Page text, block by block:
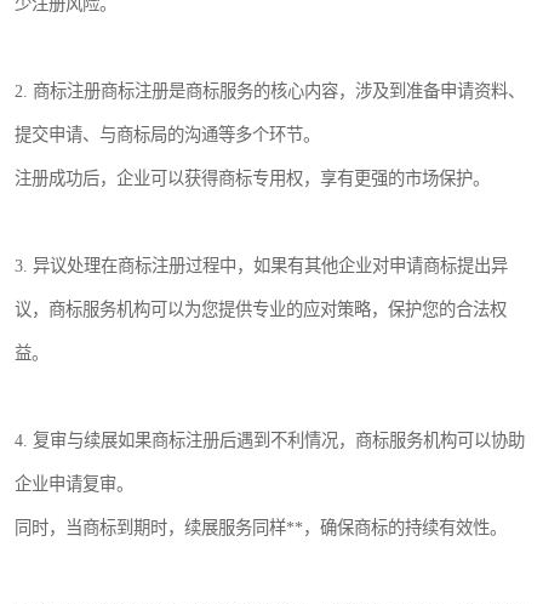
2. 商标注册商标注册是商标服务的核心内容，涉及到准备申请资料、
提交申请、与商标局的沟通等多个环节。
注册成功后，企业可以获得商标专用权，享有更强的市场保护。
3. 异议处理在商标注册过程中，如果有其他企业对申请商标提出异
议，商标服务机构可以为您提供专业的应对策略，保护您的合法权
益。
4. 复审与续展如果商标注册后遇到不利情况，商标服务机构可以协助
企业申请复审。
同时，当商标到期时，续展服务同样**，确保商标的持续有效性。